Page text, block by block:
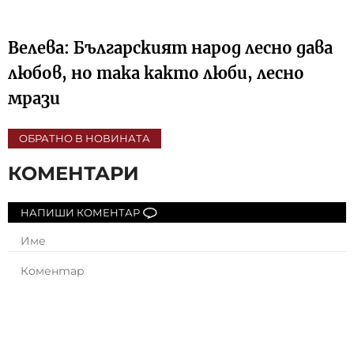
Велева: Българският народ лесно дава
любов, но така както люби, лесно
мрази
ОБРАТНО В НОВИНАТА
КОМЕНТАРИ
НАПИШИ КОМЕНТАР